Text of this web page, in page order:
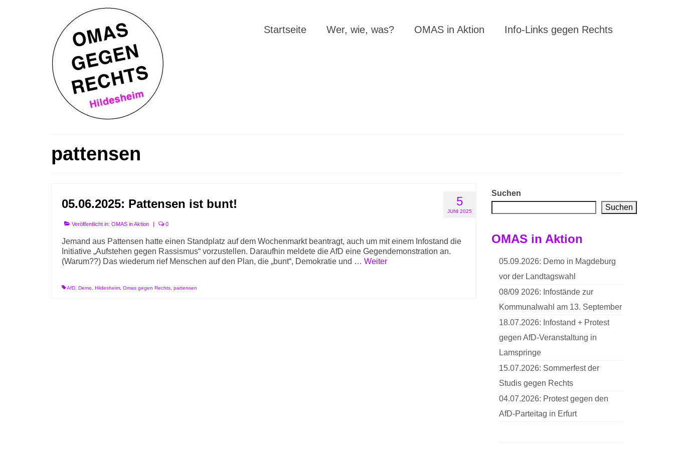
Startseite Wer, wie, was? OMAS in Aktion Info-Links gegen Rechts
pattensen
5
JUNI 2025
05.06.2025: Pattensen ist bunt!
Veröffentlicht in: OMAS in Aktion | 0
Jemand aus Pattensen hatte einen Standplatz auf dem Wochenmarkt beantragt, auch um mit einem Infostand die
Initiative „Aufstehen gegen Rassismus“ vorzustellen. Daraufhin meldete die AfD eine Gegendemonstration an.
(Warum??) Das wiederum rief Menschen auf den Plan, die „bunt“, Demokratie und … Weiter
AfD Demo Hildesheim Omas gegen Rechts pattensen
Suchen
Suchen
OMAS in Aktion
05.09.2026: Demo in Magdeburg
vor der Landtagswahl
08/09 2026: Infostände zur
Kommunalwahl am 13. September
18.07.2026: Infostand + Protest
gegen AfD-Veranstaltung in
Lamspringe
15.07.2026: Sommerfest der
Studis gegen Rechts
04.07.2026: Protest gegen den
AfD-Parteitag in Erfurt